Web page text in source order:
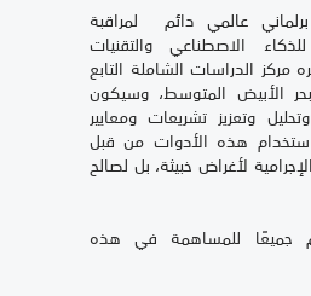
عالمي دائم لمراقبة
الاصطناعي والتقنيات
مركز الدراسات الشاملة التابع
الأبيض المتوسط، وسيكون
وتعزيز تشريعات ومعايير
هذه الأدوات من قبل
لأغراض خبيثة، بل لصالح
جميعًا للمساهمة في هذه